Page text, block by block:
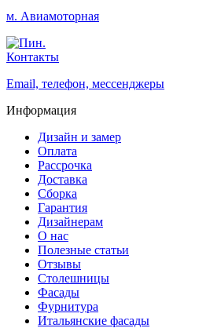
м. Авиамоторная
Контакты
Email, телефон, мессенджеры
Информация
Дизайн и замер
Оплата
Рассрочка
Доставка
Сборка
Гарантия
Дизайнерам
О нас
Полезные статьи
Отзывы
Столешницы
Фасады
Фурнитура
Итальянские фасады